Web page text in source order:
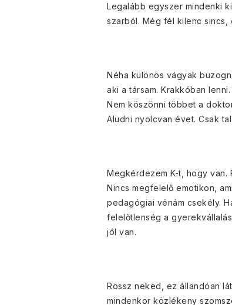
Legalább egyszer mindenki
szarból. Még fél kilenc sincs,
Néha különös vágyak
aki a társam. Krakkóban
Nem köszönni többet a
Aludni nyolcvan évet. Csak
Megkérdezem K-t, hogy van.
Nincs megfelelő emotikon,
pedagógiai vénám csekély.
felelőtlenség a
jól van.
Rossz neked, ez állandóan
mindenkor közlékeny